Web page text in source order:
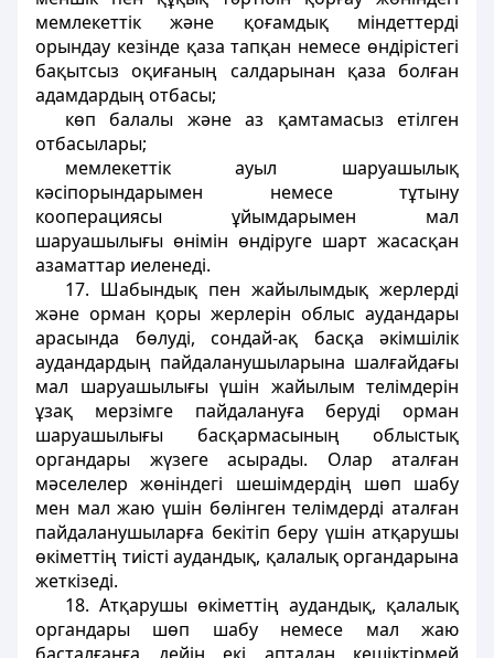
мемлекеттік және қоғамдық мiндеттердi
орындау кезiнде қаза тапқан немесе өндiрiстегi
бақытсыз оқиғаның салдарынан қаза болған
адамдардың отбасы;
көп балалы және аз қамтамасыз етiлген
отбасылары;
мемлекеттік ауыл шаруашылық
кәсiпорындарымен немесе тұтыну
кооперациясы ұйымдарымен мал
шаруашылығы өнiмiн өндiруге шарт жасасқан
азаматтар иеленедi.
17. Шабындық пен жайылымдық жерлердi
және орман қоры жерлерiн облыс аудандары
арасында бөлудi, сондай-ақ басқа әкiмшiлiк
аудандардың пайдаланушыларына шалғайдағы
мал шаруашылығы үшiн жайылым телiмдерiн
ұзақ мерзiмге пайдалануға берудi орман
шаруашылығы басқармасының облыстық
органдары жүзеге асырады. Олар аталған
мәселелер жөніндегі шешiмдердiң шөп шабу
мен мал жаю үшiн бөлiнген телiмдердi аталған
пайдаланушыларға бекітіп беру үшiн атқарушы
өкiметтiң тиiстi аудандық, қалалық органдарына
жеткiзедi.
18. Атқарушы өкiметтiң аудандық, қалалық
органдары шөп шабу немесе мал жаю